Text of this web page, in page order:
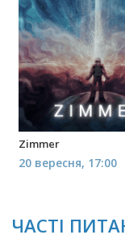
Zimmer
20 вересня, 17:00
ЧАСТІ